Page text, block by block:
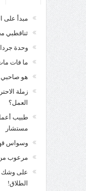
مبدأ على
ثناقطبي
وحدة
ما فات
هو صاحبي
زملة
العمل؟
طبيب
مستشار
وسواس
مرعوب من
على وشك
الطلاق!